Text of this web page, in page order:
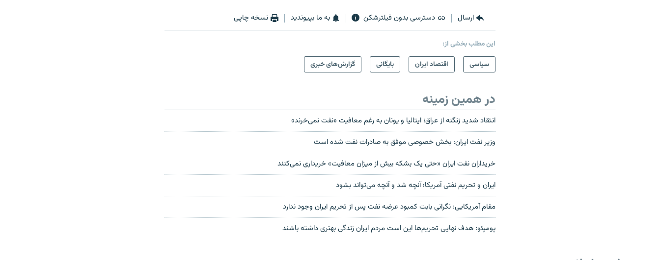
ارسال دسترسی بدون فیلترشکن به ما بپیوندید نسخه چاپی
این مطلب بخشی از:
سیاسی
اقتصاد ایران بایگانی گزارش‌های خبری
در همین زمینه
انتقاد شدید زنگنه از عراق؛ ایتالیا و یونان به رغم معافیت‌ «نفت نمی‌خرند»
وزیر نفت ایران: بخش خصوصی موفق به صادرات نفت شده است
خریداران نفت ایران «حتی یک بشکه بیش از میزان معافیت» خریداری نمی‌کنند
ایران و تحریم نفتی آمریکا؛ آنچه شد و آنچه می‌تواند بشود
مقام آمریکایی: نگرانی بابت کمبود عرضه نفت پس از تحریم ایران وجود ندارد
پومپئو: هدف نهایی تحریم‌ها این است مردم ایران زندگی بهتری داشته باشند